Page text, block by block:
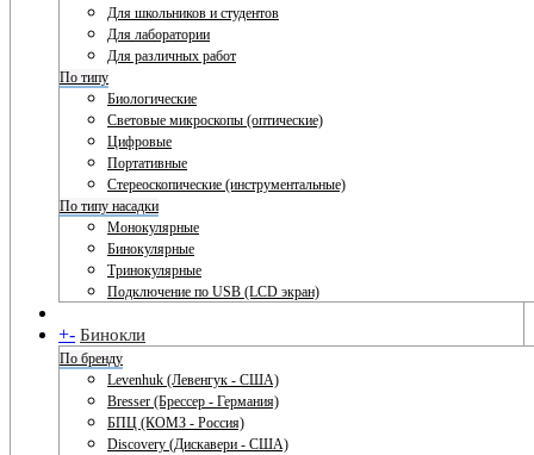
Для школьников и студентов
Для лаборатории
Для различных работ
По типу
Биологические
Световые микроскопы (оптические)
Цифровые
Портативные
Стереоскопические (инструментальные)
По типу насадки
Монокулярные
Бинокулярные
Тринокулярные
Подключение по USB (LCD экран)
+- Бинокли
По бренду
Levenhuk (Левенгук - США)
Bresser (Брессер - Германия)
БПЦ (КОМЗ - Россия)
Discovery (Дискавери - США)